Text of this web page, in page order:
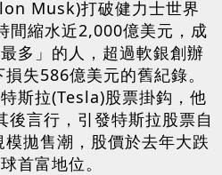
Musk)打破健力士世界
間縮水近2,000億美元，成
多」的人，超過軟銀創辦
失586億美元的舊紀錄。
斯拉(Tesla)股票掛鈎，他
言行，引發特斯拉股票自
拋售潮，股價於去年大跌
首富地位。